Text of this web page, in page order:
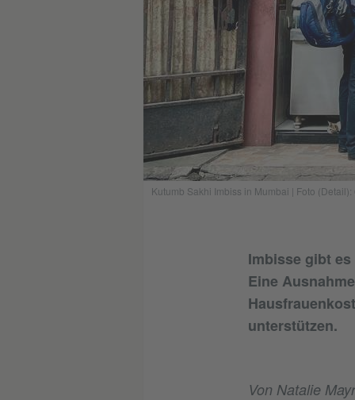
Kutumb Sakhi Imbiss in Mumbai | Foto
Imbisse gibt
Eine
unterstützen.
Von Natalie